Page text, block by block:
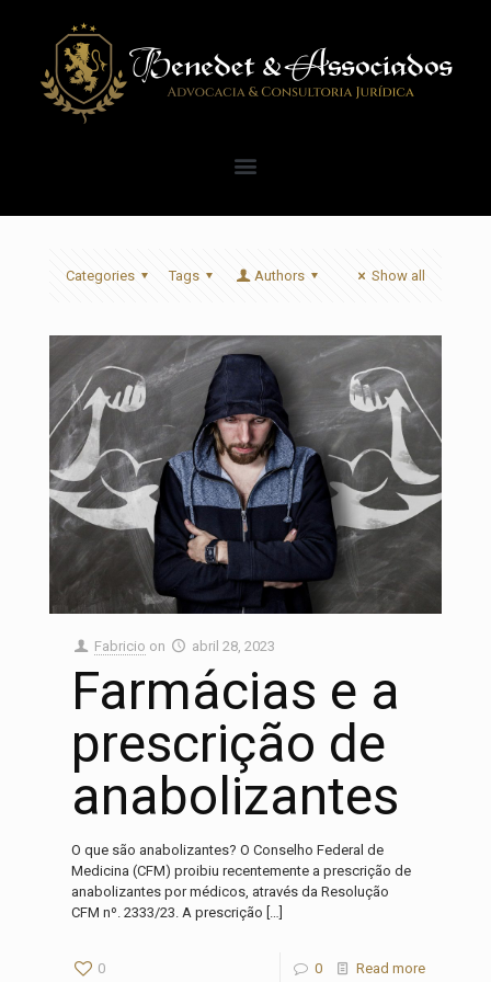
Categories Tags Authors Show all
Fabricio on abril 28, 2023
Farmácias e a
prescrição de
anabolizantes
O que são anabolizantes? O Conselho Federal de
Medicina (CFM) proibiu recentemente a prescrição de
anabolizantes por médicos, através da Resolução
CFM nº. 2333/23. A prescrição […]
0 0 Read more